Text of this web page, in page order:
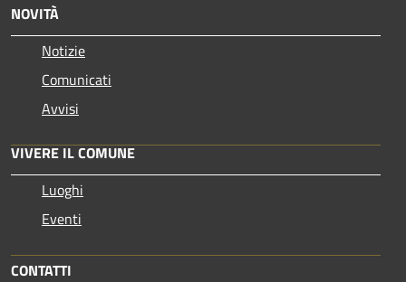
NOVITÀ
Notizie
Comunicati
Avvisi
VIVERE IL COMUNE
Luoghi
Eventi
CONTATTI